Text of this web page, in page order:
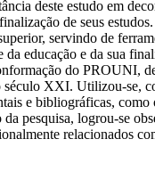
deste estudo em
de seus
servindo de
educação e da sua
do PROUNI,
XXI. Utilizou-se,
e bibliográficas,
pesquisa, logrou-se
relacionados